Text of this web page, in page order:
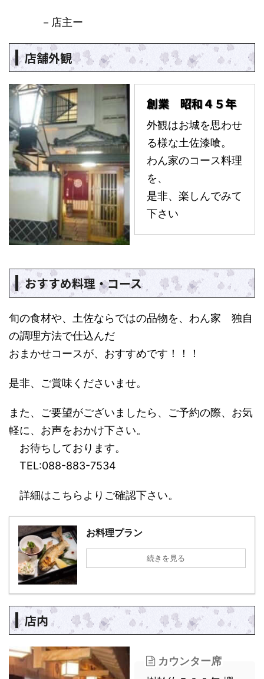
－店主ー
店舗外観
創業 昭和４５年
外観はお城を思わせ
る様な土佐漆喰。
わん家のコース料理
を、
是非、楽しんでみて
下さい
おすすめ料理・コース
旬の食材や、土佐ならではの品物を、わん家 独自
の調理方法で仕込んだ
おまかせコースが、おすすめです！！！
是非、ご賞味くださいませ。
また、ご要望がございましたら、ご予約の際、お気
軽に、お声をおかけ下さい。
お待ちしております。
TEL:088-883-7534
詳細はこちらよりご確認下さい。
お料理プラン
続きを見る
店内
カウンター席